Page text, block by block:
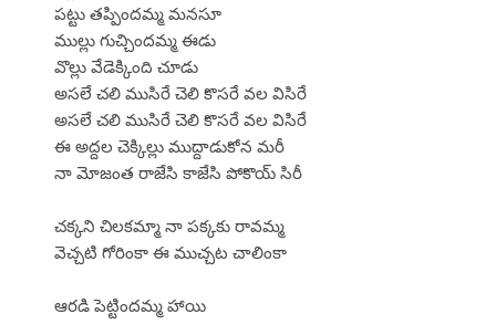
పట్టు తప్పిందమ్మ మనసూ
ముల్లు గుచ్చిందమ్మ ఈడు
వొల్లు వేడెక్కింది చూడు
అసలే చలి ముసిరే చెలి కొసరే వల విసిరే
అసలే చలి ముసిరే చెలి కొసరే వల విసిరే
ఈ అద్దల చెక్కిల్లు ముద్దాడుకోన మరీ
నా మోజంత రాజేసి కాజేసి పోకొయ్ సిరీ
చక్కని చిలకమ్మా నా పక్కకు రావమ్మ
వెచ్చటి గోరింకా ఈ ముచ్చట చాలింకా
ఆరడి పెట్టిందమ్మ హాయి